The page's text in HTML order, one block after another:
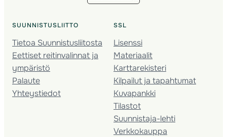
SUUNNISTUSLIITTO
Tietoa Suunnistusliitosta
Eettiset reitinvalinnat ja
ympäristö
Palaute
Yhteystiedot
SSL
Lisenssi
Materiaalit
Karttarekisteri
Kilpailut ja tapahtumat
Kuvapankki
Tilastot
Suunnistaja-lehti
Verkkokauppa